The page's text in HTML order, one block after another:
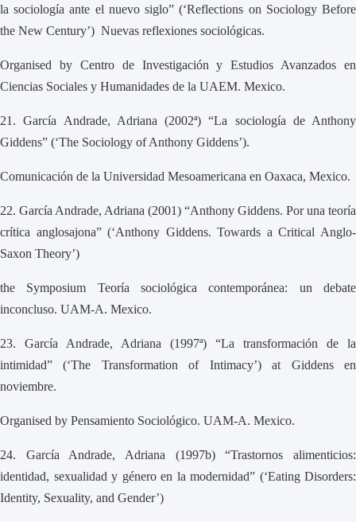
la sociología ante el nuevo siglo” (‘Reflections on Sociology Before
the New Century’) Nuevas reflexiones sociológicas.
Organised by Centro de Investigación y Estudios Avanzados en
Ciencias Sociales y Humanidades de la UAEM. Mexico.
21.
García Andrade, Adriana (2002ª) “La sociología de Anthony
Giddens” (‘The Sociology of Anthony Giddens’).
Comunicación de la Universidad Mesoamericana en Oaxaca, Mexico.
22. García Andrade, Adriana (2001) “Anthony Giddens. Por una teoría
crítica anglosajona” (‘Anthony Giddens. Towards a Critical Anglo-
Saxon Theory’)
the Symposium Teoría sociológica contemporánea: un debate
inconcluso. UAM-A. Mexico.
23.
García Andrade, Adriana (1997ª) “La transformación de la
intimidad” (‘The Transformation of Intimacy’) at Giddens en
noviembre.
Organised by Pensamiento Sociológico. UAM-A. Mexico.
24.
García Andrade, Adriana (1997b) “Trastornos alimenticios:
identidad, sexualidad y género en la modernidad” (‘Eating Disorders:
Identity, Sexuality, and Gender’)